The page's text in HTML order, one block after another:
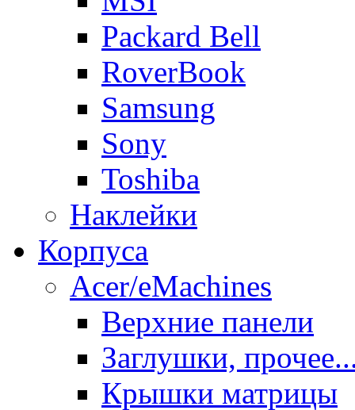
Packard Bell
RoverBook
Samsung
Sony
Toshiba
Наклейки
Корпуса
Acer/eMachines
Верхние панели
Заглушки,
Крышки матрицы